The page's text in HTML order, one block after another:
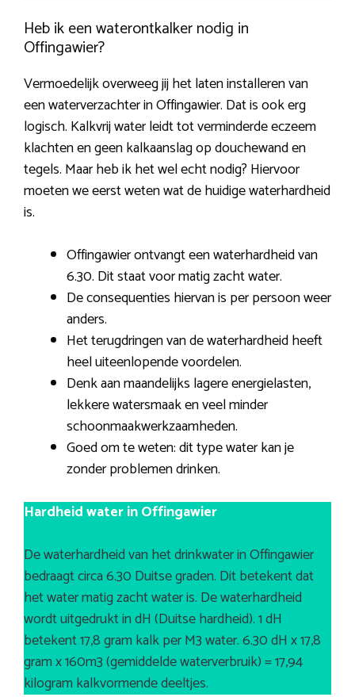
Heb ik een waterontkalker nodig in
Offingawier?
Vermoedelijk overweeg jij het laten installeren van
een waterverzachter in Offingawier. Dat is ook erg
logisch. Kalkvrij water leidt tot verminderde eczeem
klachten en geen kalkaanslag op douchewand en
tegels. Maar heb ik het wel echt nodig? Hiervoor
moeten we eerst weten wat de huidige waterhardheid
is.
Offingawier ontvangt een waterhardheid van
6.30. Dit staat voor matig zacht water.
De consequenties hiervan is per persoon weer
anders.
Het terugdringen van de waterhardheid heeft
heel uiteenlopende voordelen.
Denk aan maandelijks lagere energielasten,
lekkere watersmaak en veel minder
schoonmaakwerkzaamheden.
Goed om te weten: dit type water kan je
zonder problemen drinken.
Hardheid water in Offingawier
De waterhardheid van het drinkwater in Offingawier
bedraagt circa 6.30 Duitse graden. Dit betekent dat
het water matig zacht water is. De waterhardheid
wordt uitgedrukt in dH (Duitse hardheid). 1 dH
betekent 17,8 gram kalk per M3 water. 6.30 dH x 17,8
gram x 160m3 (gemiddelde waterverbruik) = 17,94
kilogram kalkvormende deeltjes.